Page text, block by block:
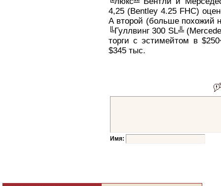
4,25 (Bentley 4.25 FHC)
А второй (больше похожий
╚Гуллвинг 300 SL╩
торги с эстимейтом в
$345 тыс.
Имя: